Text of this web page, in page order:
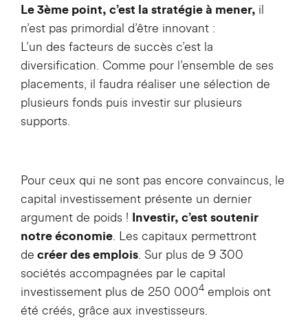
Le 3ème point, c’est la stratégie à mener, il
n’est pas primordial d’être innovant :
L’un des facteurs de succès c’est la
diversification. Comme pour l’ensemble de ses
placements, il faudra réaliser une sélection de
plusieurs fonds puis investir sur plusieurs
supports.
Pour ceux qui ne sont pas encore convaincus, le
capital investissement présente un dernier
argument de poids !
Investir, c’est soutenir
notre économie. Les capitaux permettront
de créer des emplois. Sur plus de 9 300
sociétés accompagnées par le capital
investissement plus de 250 0004 emplois ont
été créés, grâce aux investisseurs.